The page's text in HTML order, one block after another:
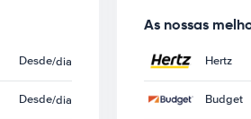
Desde/dia
Desde/dia
As nossas
Hertz
Budget